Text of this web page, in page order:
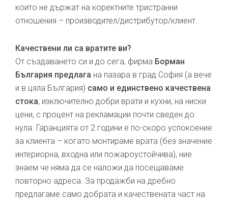
които не държат на коректните тристранни
отношения – производител/дистрибутор/клиент.
Качествени ли са вратите ви?
От създаването си и до сега, фирма Борман
България предлага на пазара в град София (а вече
и в цяла България) само и единствено качествена
стока, изключително добри врати и кухни, на ниски
цени, с процент на рекламации почти сведен до
нула. Гаранцията от 2 години е по-скоро успокоение
за клиента – когато монтираме врата (без значение
интериорна, входна или пожароустойчива), ние
знаем че няма да се наложи да посещаваме
повторно адреса. За продажби на дребно
предлагаме само добрата и качествената част на